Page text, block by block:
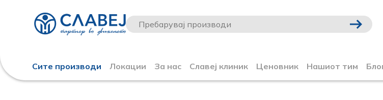
Сите производи Локации За нас Славеј клиник Ценовник Нашиот тим